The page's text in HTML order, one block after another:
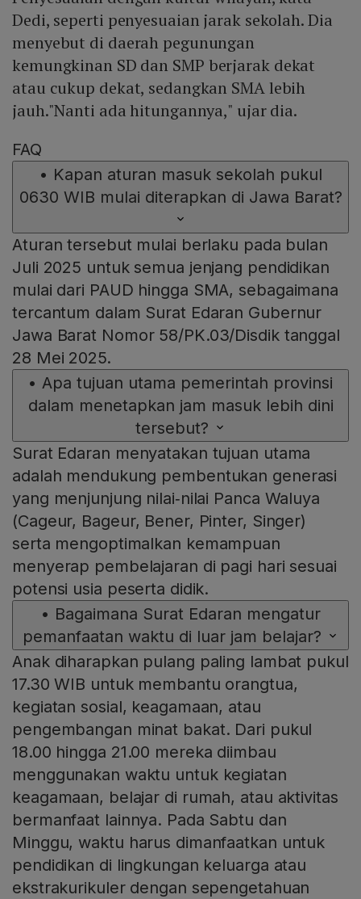
Dedi, seperti penyesuaian jarak sekolah. Dia
menyebut di daerah pegunungan
kemungkinan SD dan SMP berjarak dekat
atau cukup dekat, sedangkan SMA lebih
jauh."Nanti ada hitungannya," ujar dia.
FAQ
• Kapan aturan masuk sekolah pukul
0630 WIB mulai diterapkan di Jawa Barat?
Aturan tersebut mulai berlaku pada bulan
Juli 2025 untuk semua jenjang pendidikan
mulai dari PAUD hingga SMA, sebagaimana
tercantum dalam Surat Edaran Gubernur
Jawa Barat Nomor 58/PK.03/Disdik tanggal
28 Mei 2025.
• Apa tujuan utama pemerintah provinsi
dalam menetapkan jam masuk lebih dini
tersebut?
Surat Edaran menyatakan tujuan utama
adalah mendukung pembentukan generasi
yang menjunjung nilai‑nilai Panca Waluya
(Cageur, Bageur, Bener, Pinter, Singer)
serta mengoptimalkan kemampuan
menyerap pembelajaran di pagi hari sesuai
potensi usia peserta didik.
• Bagaimana Surat Edaran mengatur
pemanfaatan waktu di luar jam belajar?
Anak diharapkan pulang paling lambat pukul
17.30 WIB untuk membantu orangtua,
kegiatan sosial, keagamaan, atau
pengembangan minat bakat. Dari pukul
18.00 hingga 21.00 mereka diimbau
menggunakan waktu untuk kegiatan
keagamaan, belajar di rumah, atau aktivitas
bermanfaat lainnya. Pada Sabtu dan
Minggu, waktu harus dimanfaatkan untuk
pendidikan di lingkungan keluarga atau
ekstrakurikuler dengan sepengetahuan